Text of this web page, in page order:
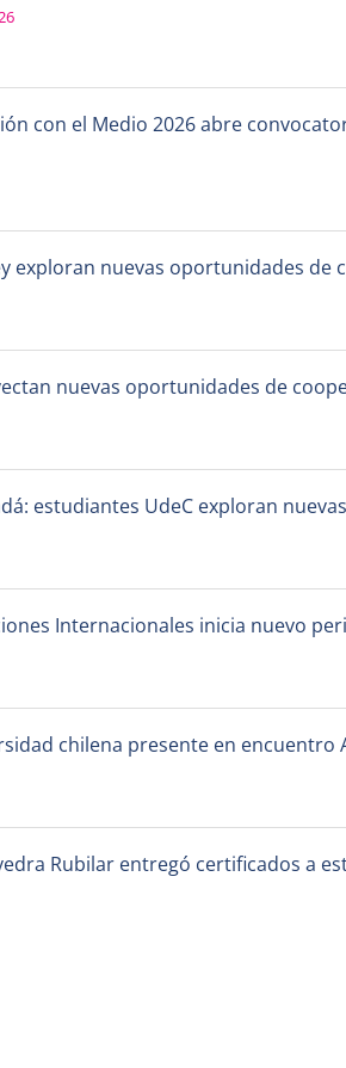
con el Medio 2026 abre
exploran nuevas oportunidades de
nuevas oportunidades de
estudiantes UdeC exploran
Internacionales inicia nuevo
chilena presente en
Rubilar entregó certificados a